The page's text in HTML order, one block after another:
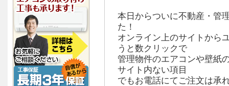
本日からついに不動産・管
た！
オンライン上のサイトから
うと数クリックで
管理物件のエアコンや壁紙
サイト内ない項目
でもお電話にてご注文は承